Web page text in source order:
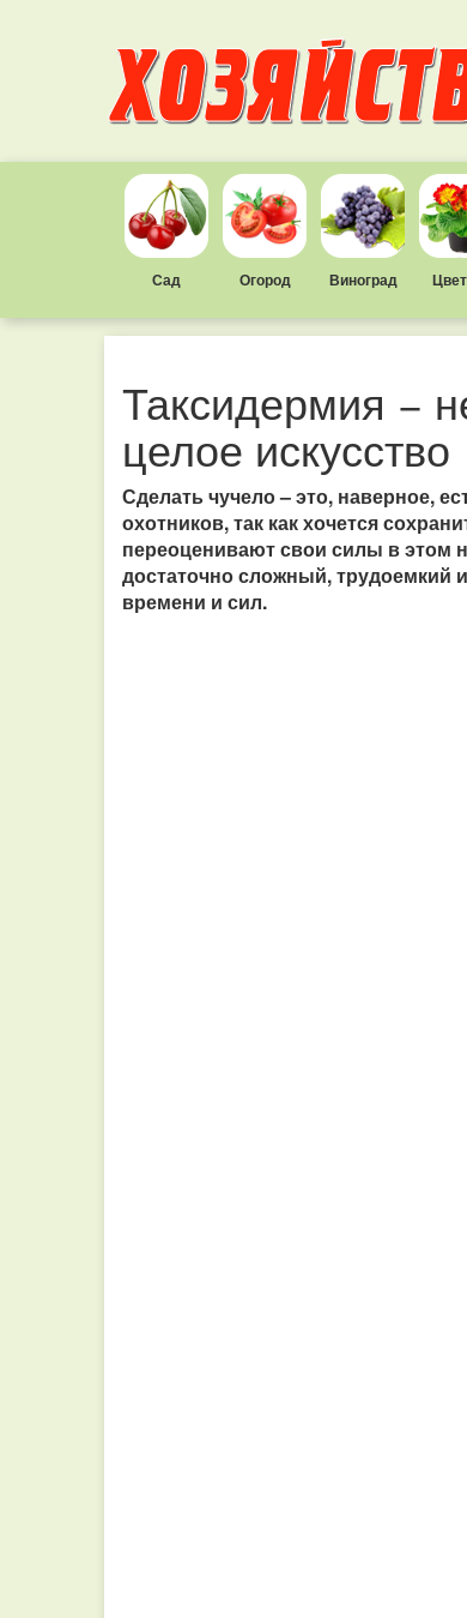
Сад Огород Виноград
Таксидермия −
целое искусство
Сделать чучело – это, наверное,
охотников, так как хочется
переоценивают свои силы в этом
достаточно сложный, трудоемкий
времени и сил.